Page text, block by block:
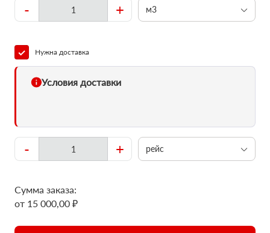
- + м3
Нужна доставка
Условия доставки
- + рейс
Сумма заказа:
от 15 000,00 ₽